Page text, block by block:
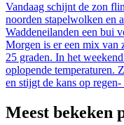
Vandaag schijnt de zon
noorden stapelwolken en
Waddeneilanden een bui
Morgen is er een mix van
25 graden. In het
oplopende temperaturen.
en stijgt de kans op
Meest bekeken